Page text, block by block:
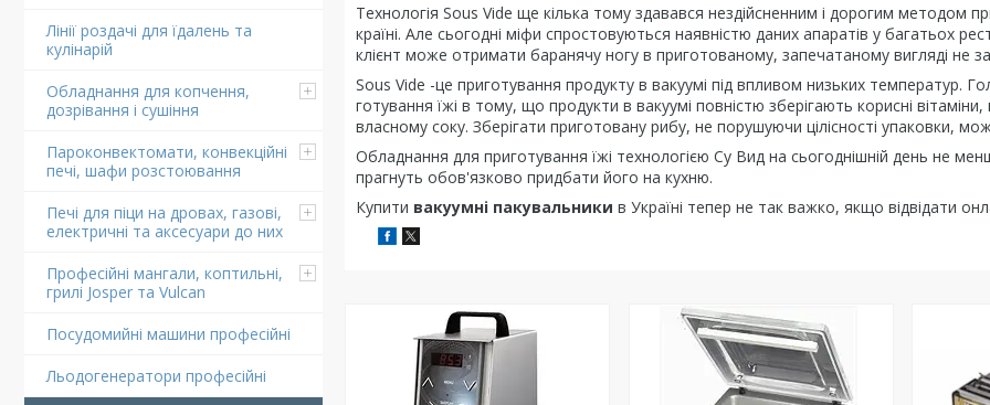
Лінії роздачі для їдалень та
кулінарій
Обладнання для копчення,
дозрівання і сушіння
Пароконвектомати, конвекційні
печі, шафи розстоювання
Печі для піци на дровах, газові,
електричні та аксесуари до них
Професійні мангали, коптильні,
грилі Josper та Vulcan
Посудомийні машини професійні
Льодогенератори професійні
Технологія Sous Vide ще кілька тому здавався нездійсненним і дорогим методом
країні. Але сьогодні міфи спростовуються наявністю даних апаратів у багатьох
клієнт може отримати баранячу ногу в приготованому, запечатаному вигляді не
Sous Vide -це приготування продукту в вакуумі під впливом низьких температур.
готування їжі в тому, що продукти в вакуумі повністю зберігають корисні
власному соку. Зберігати приготовану рибу, не порушуючи цілісності упаковки,
Обладнання для приготування їжі технологією Су Вид на сьогоднішній день не
прагнуть обов'язково придбати його на кухню.
Купити вакуумні пакувальники в Україні тепер не так важко, якщо відвідати